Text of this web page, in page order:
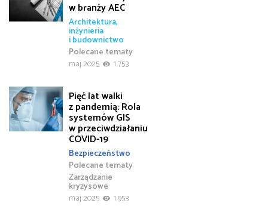
w branży AEC
Architektura,
inżynieria
i budownictwo
Polecane tematy
maj 2025
1 753
Pięć lat walki
z pandemią: Rola
systemów GIS
w przeciwdziałaniu
COVID-19
Bezpieczeństwo
Polecane tematy
Zarządzanie
kryzysowe
maj 2025
1 953